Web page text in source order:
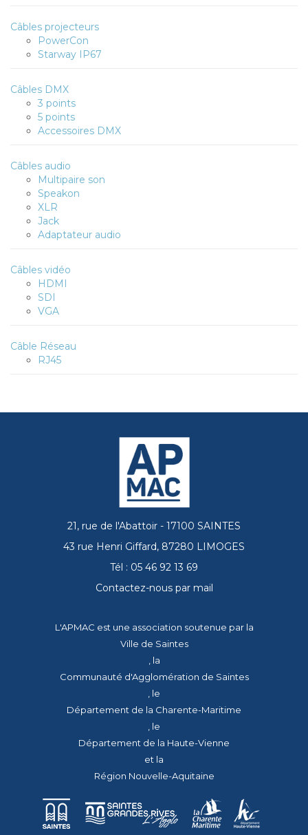
Câbles projecteurs
PowerCon
Starway IP67
Câbles DMX
3 points
5 points
Accessoires DMX
Câbles audio
Multipaire son
Speakon
XLR
Jack
Adaptateur audio
Câbles vidéo
HDMI
SDI
VGA
Câble Réseau
RJ45
21, rue de l'Abattoir - 17100 SAINTES
43 rue Henri Giffard, 87280 LIMOGES
Tél : 05 46 92 13 69
Contactez-nous par mail
L'APMAC est une association soutenue par la
Ville de Saintes
, la
Communauté d'Agglomération de Saintes
, le
Département de la Charente-Maritime
, le
Département de la Haute-Vienne
et la
Région Nouvelle-Aquitaine